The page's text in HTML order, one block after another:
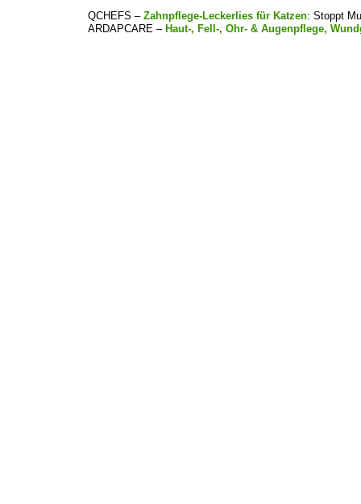
QCHEFS –Zahnpflege-Leckerlies für Katzen: Stoppt
ARDAPCARE – Haut-, Fell-, Ohr- & Augenpflege,